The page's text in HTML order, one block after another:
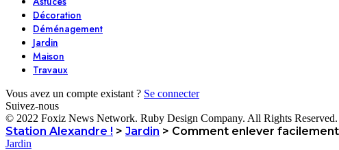
Décoration
Déménagement
Jardin
Maison
Travaux
Vous avez un compte existant ? Se connecter
Suivez-nous
© 2022 Foxiz News Network. Ruby Design Company. All Rights Reserved.
Station Alexandre ! > Jardin > Comment enlever
Jardin